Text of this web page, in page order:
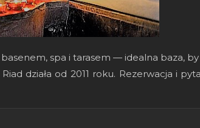
spa i tarasem — idealna baza,
działa od 2011 roku. Rezerwacja i